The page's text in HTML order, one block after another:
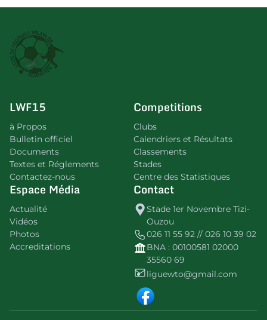
LWF15
à Propos
Bulletin officiel
Documents
Textes et Réglements
Contactez-nous
Competitions
Clubs
Calendriers et Résultats
Classements
Stades
Centre des Statistiques
Espace Média
Actualité
Vidéos
Photos
Accreditations
Contact
Stade 1er Novembre Tizi-
Ouzou
026 11 55 92 // 026 10 39 02
BNA : 00100581 02000
35560 69
liguewto@gmail.com